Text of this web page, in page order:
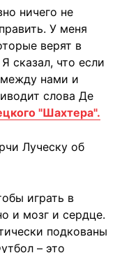
ничего не
У меня
верят в
сказал, что если
нами и
слова Де
"Шахтера".
Луческу об
играть в
и мозг и сердце.
подкованы
– это